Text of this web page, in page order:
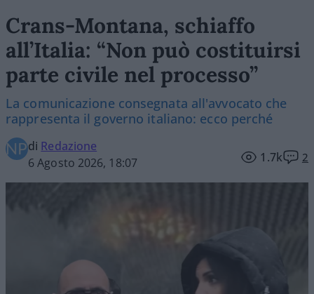
Crans-Montana, schiaffo
all’Italia: “Non può costituirsi
parte civile nel processo”
La comunicazione consegnata all'avvocato che
rappresenta il governo italiano: ecco perché
di Redazione
6 Agosto 2026, 18:07
1.7k 2